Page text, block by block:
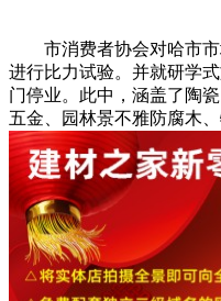
市消费者协会对哈市市
进行比力试验。并就研学
门停业。此中，涵盖了陶
五金、园林景不雅防腐木